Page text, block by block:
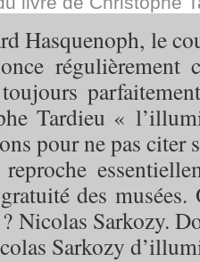
Hasquenoph, le
régulièrement
Tardieu «
pour ne pas citer
des
Nicolas Sarkozy.
Sarkozy